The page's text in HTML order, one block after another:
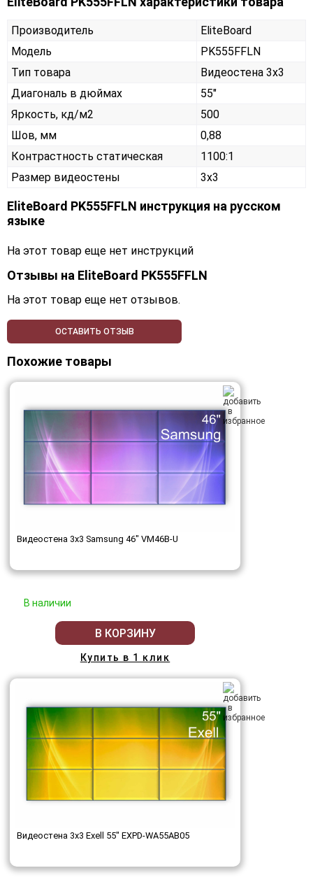
Производитель
EliteBoard
Модель
PK555FFLN
Тип товара
Видеостена 3х3
Диагональ в дюймах
55"
Яркость, кд/м2
500
Шов, мм
0,88
Контрастность статическая
1100:1
Размер видеостены
3x3
EliteBoard PK555FFLN инструкция на русском
языке
На этот товар еще нет инструкций
Отзывы на EliteBoard PK555FFLN
На этот товар еще нет отзывов.
ОСТАВИТЬ ОТЗЫВ
Похожие товары
Видеостена 3x3 Samsung 46" VM46B-U
В наличии
В КОРЗИНУ
Купить в 1 клик
Видеостена 3x3 Exell 55" EXPD-WA55AB05